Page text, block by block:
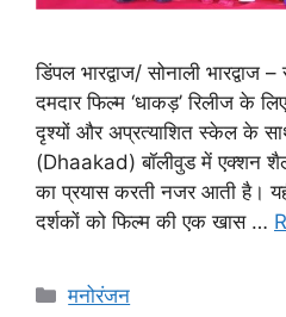
डिंपल भारद्वाज/ सोनाली
दमदार फिल्म ‘धाकड़’ रिलीज के
दृश्यों और अप्रत्याशित स्केल के
(Dhaakad) बॉलीवुड में एक्शन
का प्रयास करती नजर आती है।
दर्शकों को फिल्म की एक खास …
मनोरंजन